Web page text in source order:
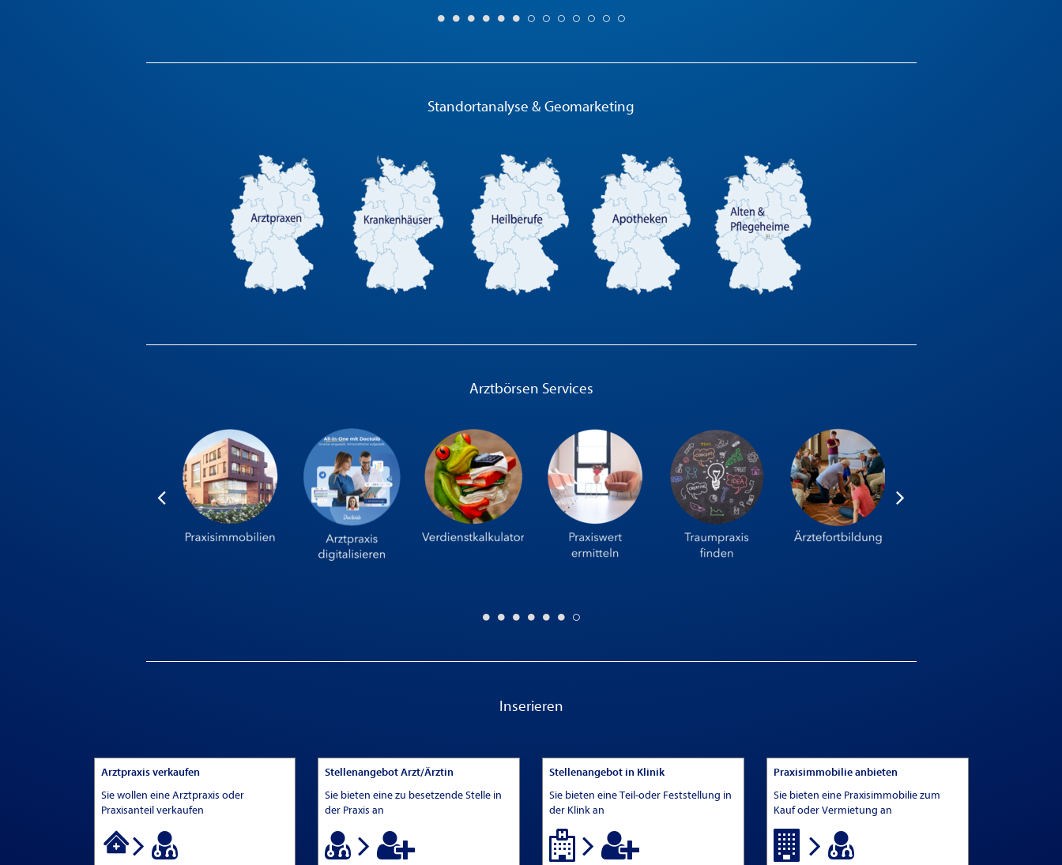
Standortanalyse & Geomarketing
Arztbörsen Services
Inserieren
Arztpraxis verkaufen
Sie wollen eine Arztpraxis oder
Praxisanteil verkaufen
Stellenangebot Arzt/Ärztin
Sie bieten eine zu besetzende Stelle in
der Praxis an
Stellenangebot in Klinik
Sie bieten eine Teil-oder Feststellung in
der Klink an
Praxisimmobilie anbieten
Sie bieten eine Praxisimmobilie zum
Kauf oder Vermietung an